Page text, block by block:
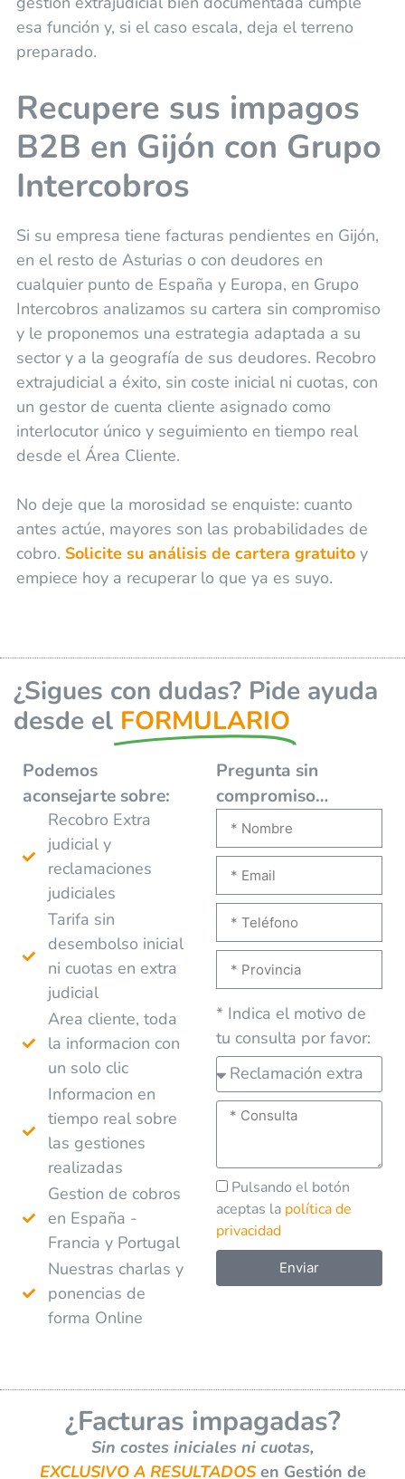
esa función y, si el caso escala, deja el terreno
preparado.
Recupere sus impagos
B2B en Gijón con Grupo
Intercobros
Si su empresa tiene facturas pendientes en Gijón,
en el resto de Asturias o con deudores en
cualquier punto de España y Europa, en Grupo
Intercobros analizamos su cartera sin compromiso
y le proponemos una estrategia adaptada a su
sector y a la geografía de sus deudores. Recobro
extrajudicial a éxito, sin coste inicial ni cuotas, con
un gestor de cuenta cliente asignado como
interlocutor único y seguimiento en tiempo real
desde el Área Cliente.
No deje que la morosidad se enquiste: cuanto
antes actúe, mayores son las probabilidades de
cobro. Solicite su análisis de cartera gratuitoy
empiece hoy a recuperar lo que ya es suyo.
¿Sigues con dudas? Pide ayuda
desde el FORMULARIO
Podemos
aconsejarte sobre:
Recobro Extra
judicial y
reclamaciones
judiciales
Tarifa sin
desembolso inicial
ni cuotas en extra
judicial
Area cliente, toda
la informacion con
un solo clic
Informacion en
tiempo real sobre
las gestiones
realizadas
Gestion de cobros
en España -
Francia y Portugal
Nuestras charlas y
ponencias de
forma Online
Pregunta sin
compromiso…
* Indica el motivo de
tu consulta por favor:
Pulsando el botón
aceptas la política de
privacidad
Enviar
r
n
a
t
¿Facturas impagadas?
Sin costes iniciales ni cuotas,
EXCLUSIVO A RESULTADOSen Gestión de